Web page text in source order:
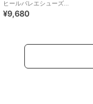
ヒールバレエシューズ
(RB9001A)
¥9,680